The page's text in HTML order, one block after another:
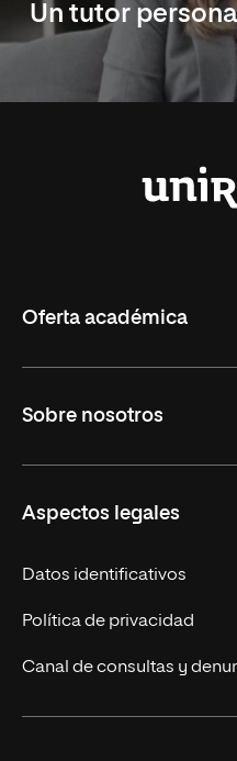
Un tutor
Oferta académica
Licenciaturas en línea
Cursos Europeos
Títulos Americanos
Alianza Newman
Sobre nosotros
Nuestros alumnos
Únete a nosotros
Actualidad
Solicita información
Aspectos legales
Datos identificativos
Política de privacidad
Canal de consultas y